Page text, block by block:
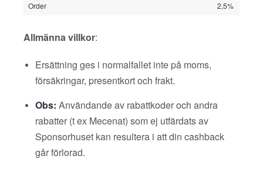
Order 2,5%
Allmänna villkor:
Ersättning ges i normalfallet inte på moms,
försäkringar, presentkort och frakt.
Obs: Användande av rabattkoder och andra
rabatter (t ex Mecenat) som ej utfärdats av
Sponsorhuset kan resultera i att din cashback
går förlorad.